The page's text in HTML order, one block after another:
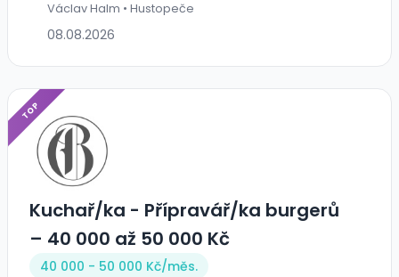
Václav Halm • Hustopeče
08.08.2026
TOP
Kuchař/ka - Přípravář/ka burgerů
– 40 000 až 50 000 Kč
40 000 - 50 000 Kč/měs.